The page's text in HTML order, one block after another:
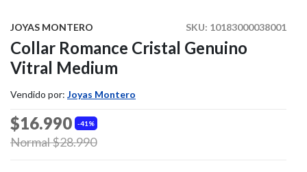
SKU: 10183000038001
JOYAS MONTERO
Collar Romance Cristal Genuino
Vitral Medium
Vendido por: Joyas Montero
41%
$16.990
Price reduced from
Normal $28.990to